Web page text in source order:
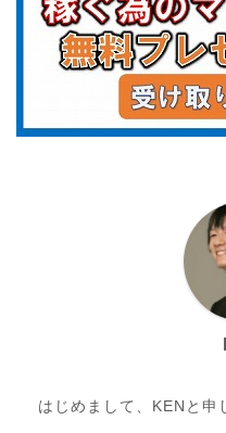
はじめまして、KENと申